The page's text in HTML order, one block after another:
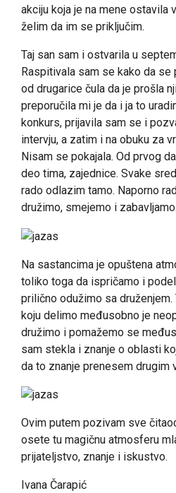
akciju koja je na mene ostavila
želim da im se priključim.
Taj san sam i ostvarila u
Raspitivala sam se kako da
od drugarice čula da je prošla
preporučila mi je da i ja to
konkurs, prijavila sam se i
intervju, a zatim i na obuku za
Nisam se pokajala. Od prvog
deo tima, zajednice. Svake
rado odlazim tamo. Naporno
družimo, smejemo i zabavljamo.
Na sastancima je opuštena
toliko toga da ispričamo i
prilično odužimo sa
koju delimo međusobno je
družimo i pomažemo se
sam stekla i znanje o oblasti
da to znanje prenesem drugim
Ovim putem pozivam sve
osete tu magičnu atmosferu
prijateljstvo, znanje i iskustvo.
Ivana Čarapić